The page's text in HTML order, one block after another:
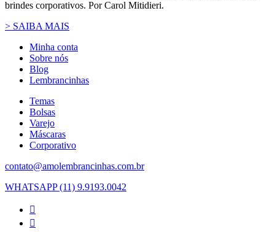
brindes corporativos. Por Carol Mitidieri.
> SAIBA MAIS
Minha conta
Sobre nós
Blog
Lembrancinhas
Temas
Bolsas
Varejo
Máscaras
Corporativo
contato@amolembrancinhas.com.br
WHATSAPP (11) 9.9193.0042